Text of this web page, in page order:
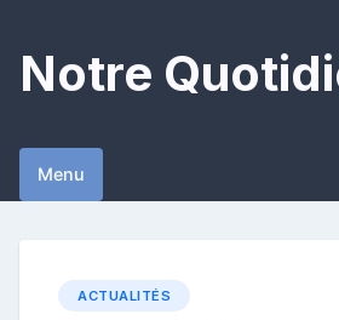
content
Notre
Menu
ACTUALITÉS